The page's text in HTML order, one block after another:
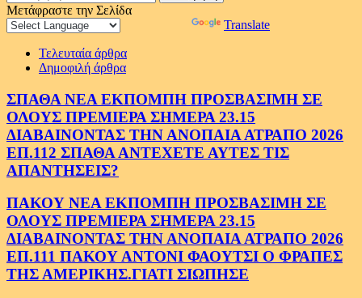
για:
Μετάφραστε την Σελίδα
Translate
Τελευταία άρθρα
Δημοφιλή άρθρα
ΣΠΑΘΑ ΝΕΑ ΕΚΠΟΜΠΗ ΠΡΟΣΒΑΣΙΜΗ ΣΕ
ΟΛΟΥΣ ΠΡΕΜΙΕΡΑ ΣΗΜΕΡΑ 23.15
ΔΙΑΒΑΙΝΟΝΤΑΣ ΤΗΝ ΑΝΟΠΑΙΑ ΑΤΡΑΠΟ 2026
ΕΠ.112 ΣΠΑΘΑ ΑΝΤΕΧΕΤΕ ΑΥΤΕΣ ΤΙΣ
ΑΠΑΝΤΗΣΕΙΣ?
ΠΑΚΟΥ ΝΕΑ ΕΚΠΟΜΠΗ ΠΡΟΣΒΑΣΙΜΗ ΣΕ
ΟΛΟΥΣ ΠΡΕΜΙΕΡΑ ΣΗΜΕΡΑ 23.15
ΔΙΑΒΑΙΝΟΝΤΑΣ ΤΗΝ ΑΝΟΠΑΙΑ ΑΤΡΑΠΟ 2026
ΕΠ.111 ΠΑΚΟΥ ΑΝΤΟΝΙ ΦΑΟΥΤΣΙ Ο ΦΡΑΠΕΣ
ΤΗΣ ΑΜΕΡΙΚΗΣ.ΓΙΑΤΙ ΣΙΩΠΗΣΕ